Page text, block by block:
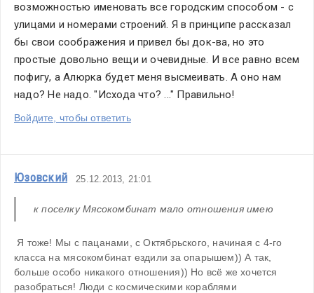
возможностью именовать все городским способом - с
улицами и номерами строений. Я в принципе рассказал
бы свои соображения и привел бы док-ва, но это
простые довольно вещи и очевидные. И все равно всем
пофигу, а Алюрка будет меня высмеивать. А оно нам
надо? Не надо. "Исхода что? ..." Правильно!
Войдите, чтобы ответить
Юзовский 25.12.2013, 21:01
к поселку Мясокомбинат мало отношения имею
класса на мясокомбинат ездили за опарышем)) А так,
больше особо никакого отношения)) Но всё же хочется
разобраться! Люди с космическими кораблями